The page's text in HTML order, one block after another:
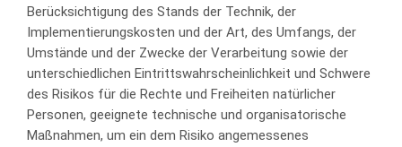
Berücksichtigung des Stands der Technik, der
Implementierungskosten und der Art, des Umfangs, der
Umstände und der Zwecke der Verarbeitung sowie der
unterschiedlichen Eintrittswahrscheinlichkeit und Schwere
des Risikos für die Rechte und Freiheiten natürlicher
Personen, geeignete technische und organisatorische
Maßnahmen, um ein dem Risiko angemessenes